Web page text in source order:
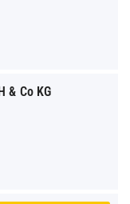
& Co KG